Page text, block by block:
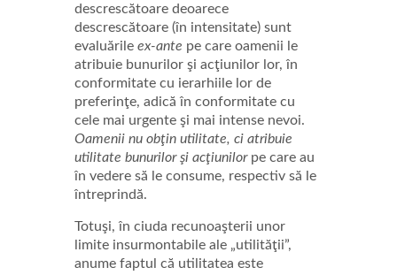
descrescătoare deoarece
descrescătoare (în intensitate) sunt
evaluările ex-ante pe care oamenii le
atribuie bunurilor şi acţiunilor lor, în
conformitate cu ierarhiile lor de
preferinţe, adică în conformitate cu
cele mai urgente şi mai intense nevoi.
Oamenii nu obţin utilitate, ci atribuie
utilitate bunurilor şi acţiunilorpe care au
în vedere să le consume, respectiv să le
întreprindă.
Totuşi, în ciuda recunoaşterii unor
limite insurmontabile ale „utilităţii”,
anume faptul că utilitatea este